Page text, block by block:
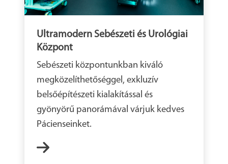
Ultramodern Sebészeti és Urológiai
Központ
Sebészeti központunkban kiváló
megközelíthetőséggel, exkluzív
belsőépítészeti kialakítással és
gyönyörű panorámával várjuk kedves
Pácienseinket.